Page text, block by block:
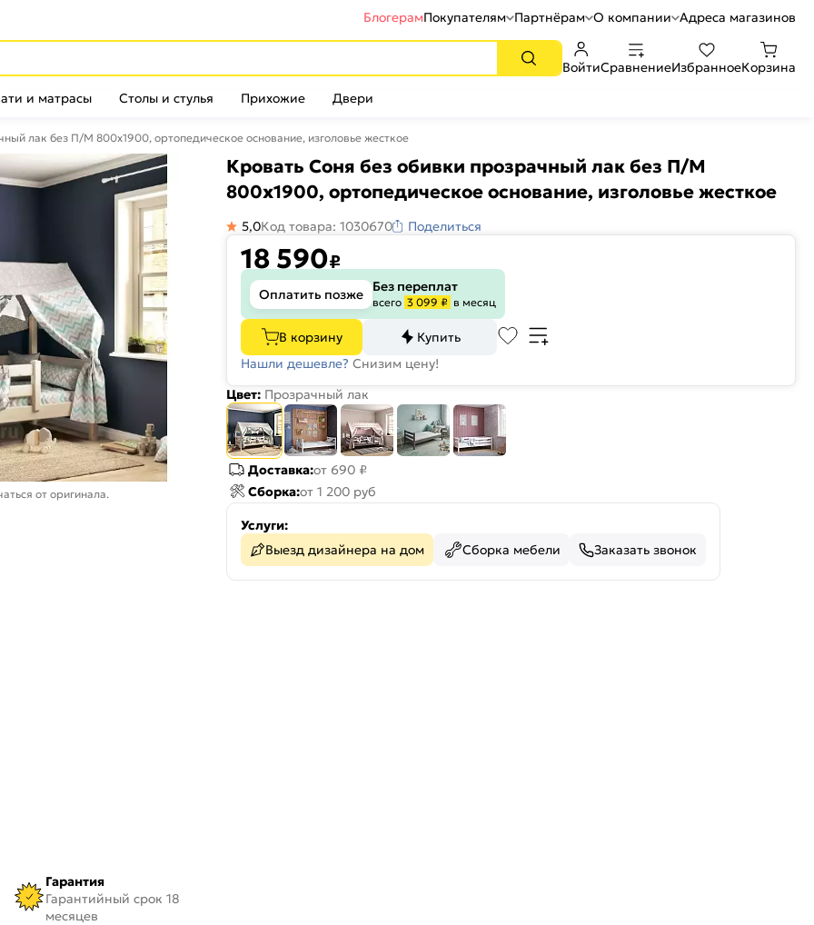
БлогерамПокупателям Партнёрам О компании Адреса магазинов
ВойтиСравнениеИзбранноеКорзина
и матрасы Столы и стулья Прихожие Двери
лак без П/М 800x1900, ортопедическое основание, изголовье жесткое
от оригинала.
Гарантия
Гарантийный срок 18
месяцев
Кровать Соня без обивки прозрачный лак без П/М
800x1900, ортопедическое основание, изголовье жесткое
5,0Код товара: 1030670 Поделиться
18 590₽
Оплатить позже Без переплат
всего 3 099 ₽ в месяц
В корзину
Купить
Нашли дешевле? Снизим цену!
Цвет: Прозрачный лак
Доставка:от 690 ₽
Сборка:от 1 200 руб
Услуги:
Выезд дизайнера на дом
Сборка мебели Заказать звонок